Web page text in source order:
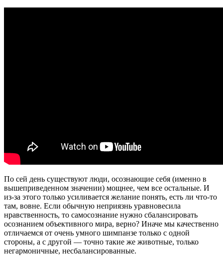
По сей день существуют люди, осознающие себя (именно в
вышеприведенном значении) мощнее, чем все остальные. И
из-за этого только усиливается желание понять, есть ли что-то
там, вовне. Если обычную неприязнь уравновесила
нравственность, то самосознание нужно сбалансировать
осознанием объективного мира, верно? Иначе мы качественно
отличаемся от очень умного шимпанзе только с одной
стороны, а с другой — точно такие же животные, только
негармоничные, несбалансированные.